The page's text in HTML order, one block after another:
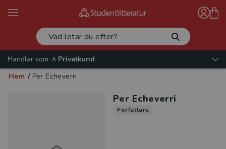
Handlar som:
Privatkund
Hem / Per Echeverri
Per Echeverri
Författare